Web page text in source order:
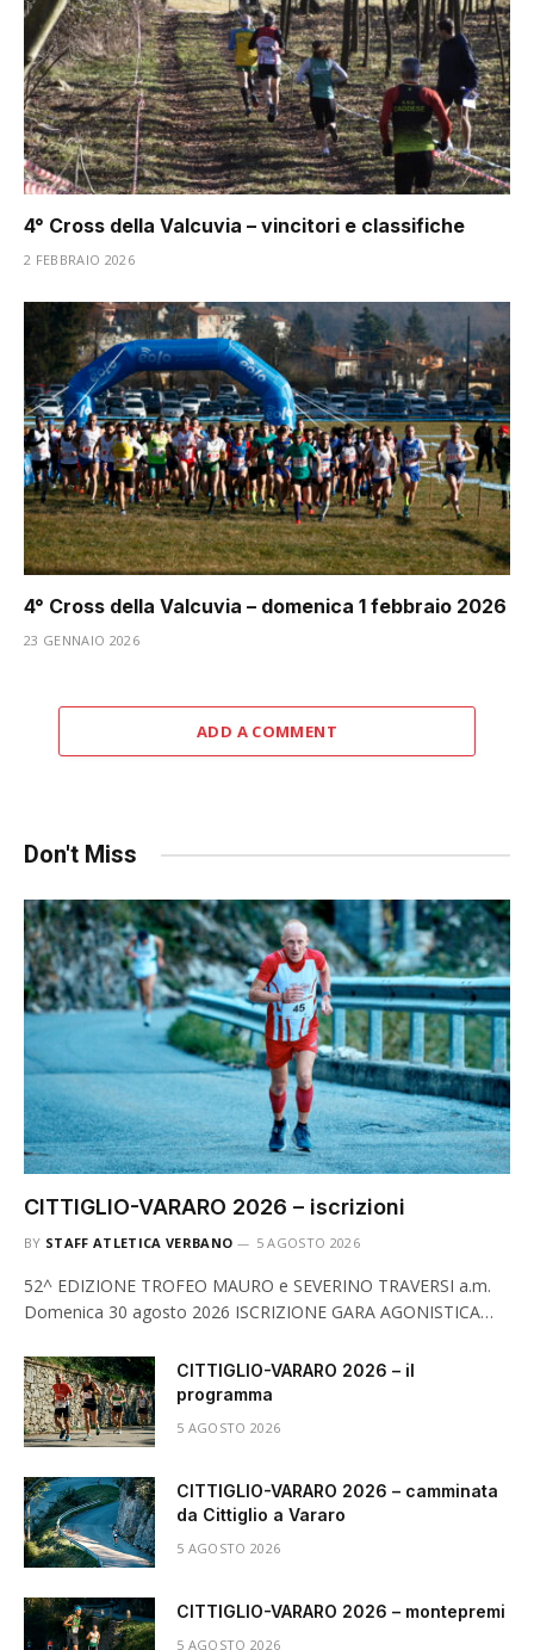
4° Cross della Valcuvia – vincitori e classifiche
2 FEBBRAIO 2026
4° Cross della Valcuvia – domenica 1 febbraio 2026
23 GENNAIO 2026
ADD A COMMENT
Don't Miss
CITTIGLIO-VARARO 2026 – iscrizioni
BY STAFF ATLETICA VERBANO 5 AGOSTO 2026
52^ EDIZIONE TROFEO MAURO e SEVERINO TRAVERSI a.m.
Domenica 30 agosto 2026 ISCRIZIONE GARA AGONISTICA…
CITTIGLIO-VARARO 2026 – il
programma
5 AGOSTO 2026
CITTIGLIO-VARARO 2026 – camminata
da Cittiglio a Vararo
5 AGOSTO 2026
CITTIGLIO-VARARO 2026 – montepremi
5 AGOSTO 2026